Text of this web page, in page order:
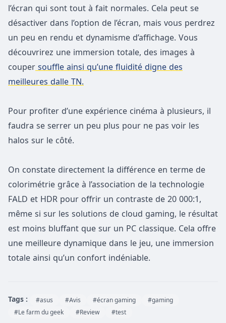
l’écran qui sont tout à fait normales. Cela peut se
désactiver dans l’option de l’écran, mais vous perdrez
un peu en rendu et dynamisme d’affichage. Vous
découvrirez une immersion totale, des images à
couper souffle ainsi qu’une fluidité digne des
meilleures dalle TN.
Pour profiter d’une expérience cinéma à plusieurs, il
faudra se serrer un peu plus pour ne pas voir les
halos sur le côté.
On constate directement la différence en terme de
colorimétrie grâce à l’association de la technologie
FALD et HDR pour offrir un contraste de 20 000:1,
même si sur les solutions de cloud gaming, le résultat
est moins bluffant que sur un PC classique. Cela offre
une meilleure dynamique dans le jeu, une immersion
totale ainsi qu’un confort indéniable.
Tags : #asus #Avis #écran gaming
#gaming
#Le farm du geek
#Review #test